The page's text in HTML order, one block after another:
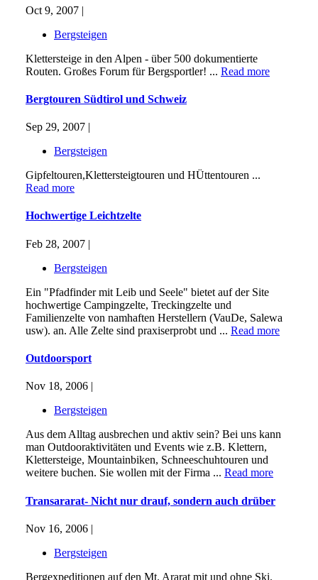
Oct 9, 2007 |
Bergsteigen
Klettersteige in den Alpen - über 500 dokumentierte
Routen. Großes Forum für Bergsportler! ... Read more
Bergtouren Südtirol und Schweiz
Sep 29, 2007 |
Bergsteigen
Gipfeltouren,Klettersteigtouren und HÜttentouren ...
Read more
Hochwertige Leichtzelte
Feb 28, 2007 |
Bergsteigen
Ein "Pfadfinder mit Leib und Seele" bietet auf der Site
hochwertige Campingzelte, Treckingzelte und
Familienzelte von namhaften Herstellern (VauDe, Salewa
usw). an. Alle Zelte sind praxiserprobt und ... Read more
Outdoorsport
Nov 18, 2006 |
Bergsteigen
Aus dem Alltag ausbrechen und aktiv sein? Bei uns kann
man Outdooraktivitäten und Events wie z.B. Klettern,
Klettersteige, Mountainbiken, Schneeschuhtouren und
weitere buchen. Sie wollen mit der Firma ... Read more
Transararat- Nicht nur drauf, sondern auch drüber
Nov 16, 2006 |
Bergsteigen
Bergexpeditionen auf den Mt. Ararat mit und ohne Ski.